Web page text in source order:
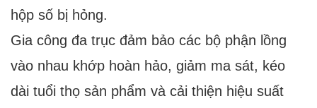
hộp số bị hỏng.
Gia công đa trục đảm bảo các bộ phận lồng
vào nhau khớp hoàn hảo, giảm ma sát, kéo
dài tuổi thọ sản phẩm và cải thiện hiệu suất